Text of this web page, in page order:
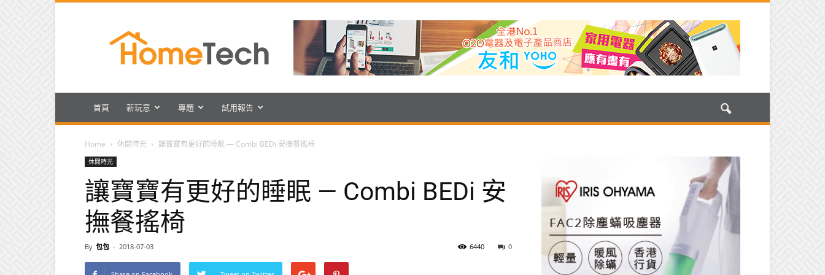
首頁 新玩意 專題 試用報告
Home 休閒時光 讓寶寶有更好的睡眠 — Combi BEDi 安撫餐搖椅
休閒時光
讓寶寶有更好的睡眠 — Combi BEDi 安
撫餐搖椅
By 包包 - 2018-07-03 0
6440